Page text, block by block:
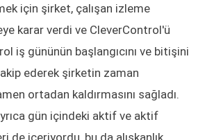
için şirket, çalışan izleme
karar verdi ve CleverControl'ü
iş gününün başlangıcını ve bitişini
ederek şirketin zaman
ortadan kaldırmasını sağladı.
gün içindeki aktif ve aktif
de içeriyordu, bu da alışkanlık